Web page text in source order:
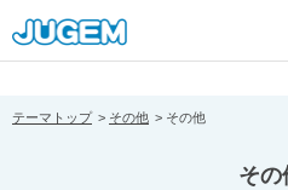
[pear_error: message="Success"
prefix="" info=""]
テーマトップ その他 その他
その